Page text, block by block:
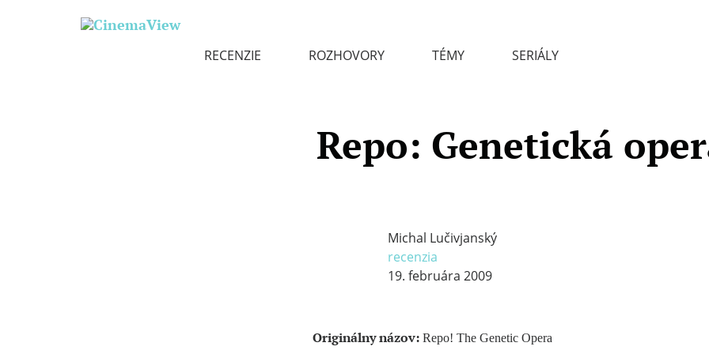
RECENZIE ROZHOVORY TÉMY SERIÁLY
Repo: Genetická
Michal Lučivjanský
recenzia
19. februára 2009
Originálny názov:Repo! The Genetic Opera